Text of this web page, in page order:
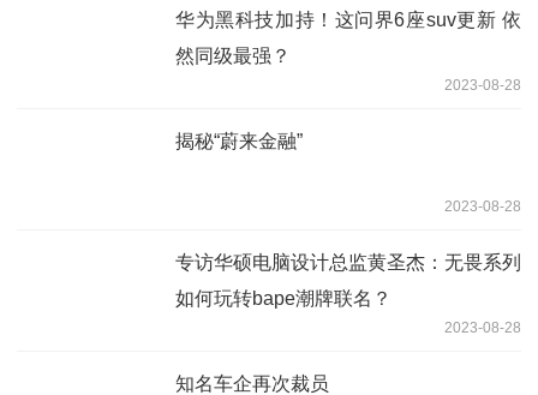
华为黑科技加持！这问界6座suv更新 依
然同级最强？
2023-08-28
揭秘“蔚来金融”
2023-08-28
专访华硕电脑设计总监黄圣杰：无畏系列
如何玩转bape潮牌联名？
2023-08-28
知名车企再次裁员